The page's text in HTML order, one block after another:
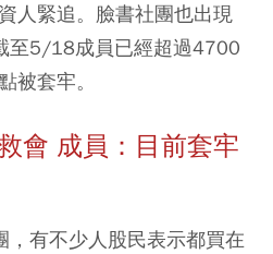
人緊追。臉書社團也出現
至5/18成員已經超過4700
被套牢。
會 成員：目前套牢
有不少人股民表示都買在